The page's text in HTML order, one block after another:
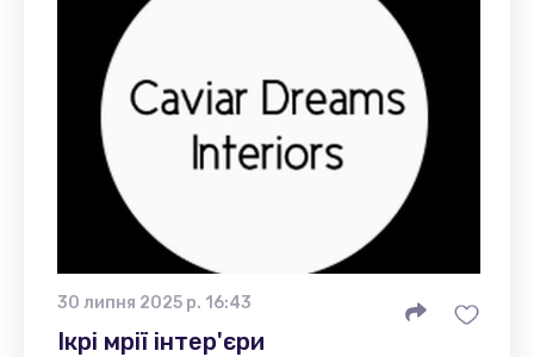
30 липня 2025 р. 16:43
Ікрі мрії інтер'єри